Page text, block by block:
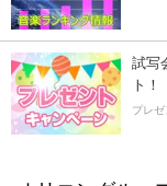
試写
ト！
プレ